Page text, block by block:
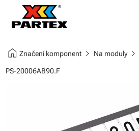
home Značení komponentchevron_right Na modulychevron_right
PS-20006AB90.F